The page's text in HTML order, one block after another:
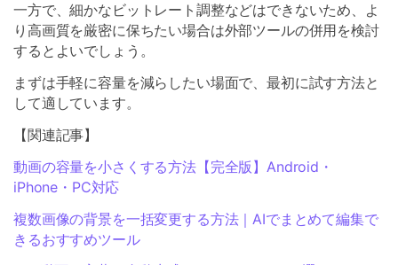
一方で、細かなビットレート調整などはできないため、よ
り高画質を厳密に保ちたい場合は外部ツールの併用を検討
するとよいでしょう。
まずは手軽に容量を減らしたい場面で、最初に試す方法と
して適しています。
【関連記事】
動画の容量を小さくする方法【完全版】Android・
iPhone・PC対応
複数画像の背景を一括変更する方法｜AIでまとめて編集で
きるおすすめツール